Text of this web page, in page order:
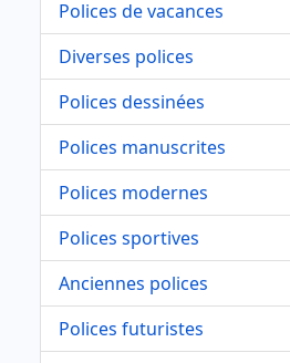
Polices de vacances
Diverses polices
Polices dessinées
Polices manuscrites
Polices modernes
Polices sportives
Anciennes polices
Polices futuristes